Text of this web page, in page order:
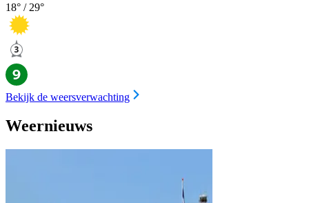
18° / 29°
Bekijk de weersverwachting
Weernieuws